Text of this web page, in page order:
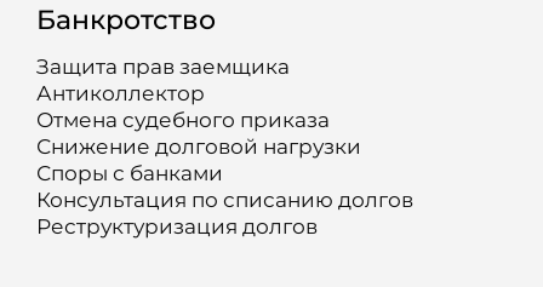
Банкротство
Защита прав заемщика
Антиколлектор
Отмена судебного приказа
Снижение долговой нагрузки
Споры с банками
Консультация по списанию долгов
Реструктуризация долгов